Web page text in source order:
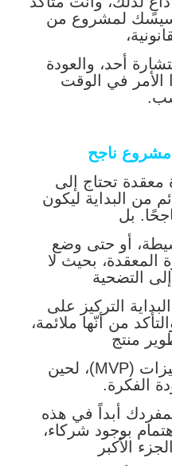
لمشروع من
أحد، والعودة
الأمر في الوقت
معقدة تحتاج إلى
من البداية ليكون
بل
أو حتى وضع
المعقدة، بحيث لا
التضحية
التركيز على
من أنّها ملائمة،
منتج
بالحد الأدنى من المميزات (MVP)، لحين
الفكرة.
أبداً في هذه
بوجود شركاء،
الأكبر